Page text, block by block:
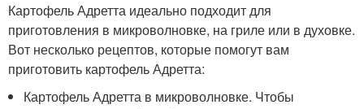
Картофель Адретта идеально подходит для
приготовления в микроволновке, на гриле или в духовке.
Вот несколько рецептов, которые помогут вам
приготовить картофель Адретта:
Картофель Адретта в микроволновке. Чтобы